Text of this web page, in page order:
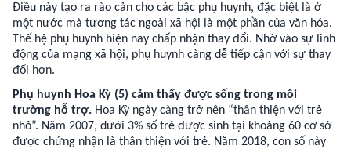
Điều này tạo ra rào cản cho các bậc phụ huynh, đặc biệt là ở
một nước mà tương tác ngoài xã hội là một phần của văn hóa.
Thế hệ phụ huynh hiện nay chấp nhận thay đổi. Nhờ vào sự linh
động của mạng xã hội, phụ huynh càng dễ tiếp cận với sự thay
đổi hơn.
Phụ huynh Hoa Kỳ (5) cảm thấy được sống trong môi
trường hỗ trợ. Hoa Kỳ ngày càng trở nên “thân thiện với trẻ
nhỏ”. Năm 2007, dưới 3% số trẻ được sinh tại khoảng 60 cơ sở
được chứng nhận là thân thiện với trẻ. Năm 2018, con số này